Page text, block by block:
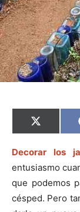
C
o
p
r
t
i
r
e
X
(
w
t
t
e
r
)
Decorar los
entusiasmo
que podemos
césped. Pero